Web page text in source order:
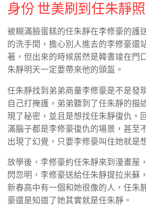
身份 世美刷到任朱靜
被糊滿臉蛋糕的任朱靜在李修豪的護
的洗手間，擔心別人進去的李修豪還
著，但出來的時候居然是韓書竣在門
朱靜明天一定要帶來他的頭盔。
任朱靜找到弟弟商量李修豪是不是發
自己打掩護，弟弟聽到了任朱靜的描
現了秘密，並且是想找任朱靜復仇。
滿腦子都是李修豪復仇的場景，甚至
出現了幻覺，只要李修豪叫住她就是
放學後，李修豪約任朱靜來到漫畫屋
閃忽明，李修豪送給任朱靜提拉米蘇
新春高中有一個和她很像的人，任朱
豪還是知道了她其實就是任朱靜。